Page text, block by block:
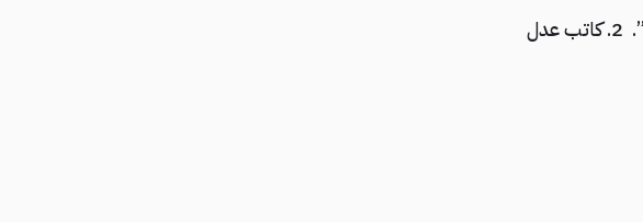
شاهدين يمكنهما أن يشهدوا على حقيقة أنهم سمعوا الكاهن يقول: “أنا الآن أنطقك برجل وزوجة”. 2. كاتب عدل